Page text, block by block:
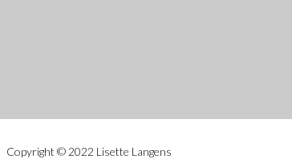
Copyright © 2022 Lisette Langens